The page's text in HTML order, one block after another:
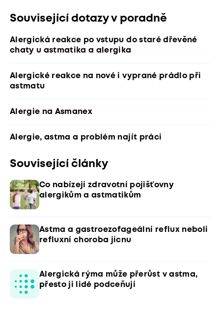
Související dotazy v poradně
Alergická reakce po vstupu do staré dřevěné
chaty u astmatika a alergika
Alergické reakce na nové i vyprané prádlo při
astmatu
Alergie na Asmanex
Alergie, astma a problém najít práci
Související články
Co nabízejí zdravotní pojišťovny
alergikům a astmatikům
Astma a gastroezofageální reflux neboli
refluxní choroba jícnu
Alergická rýma může přerůst v astma,
přesto ji lidé podceňují